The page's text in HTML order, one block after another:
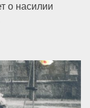
о насилии